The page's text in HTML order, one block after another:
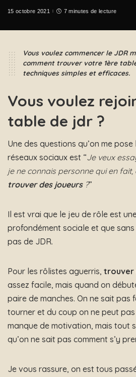
15 octobre 2021 7 minutes de lecture
Vous voulez commencer le JDR
comment trouver votre 1ère
techniques simples et efficaces.
Vous voulez
table de jdr ?
Une des questions qu’on me
réseaux sociaux est “Je veux
je ne connais personne qui en fait,
trouver des joueurs?”
Il est vrai que le jeu de rôle est
profondément sociale et que
pas de JDR.
Pour les rôlistes aguerris, trouver
assez facile, mais quand on
paire de manches. On ne sait pas
tourner et du coup on ne peut
manque de motivation, mais tout
qu’on ne sait pas comment s’y
Je vous rassure, on est tous